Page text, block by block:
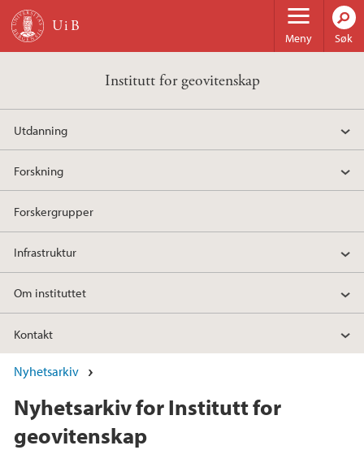
Hopp til hovedinnhold
Meny Søk
Institutt for geovitenskap
Utdanning
Forskning
Forskergrupper
Infrastruktur
Om instituttet
Kontakt
Nyhetsarkiv
Nyhetsarkiv for Institutt for
geovitenskap